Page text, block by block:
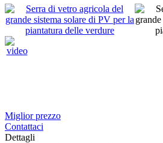
Miglior prezzo
Contattaci
Dettagli